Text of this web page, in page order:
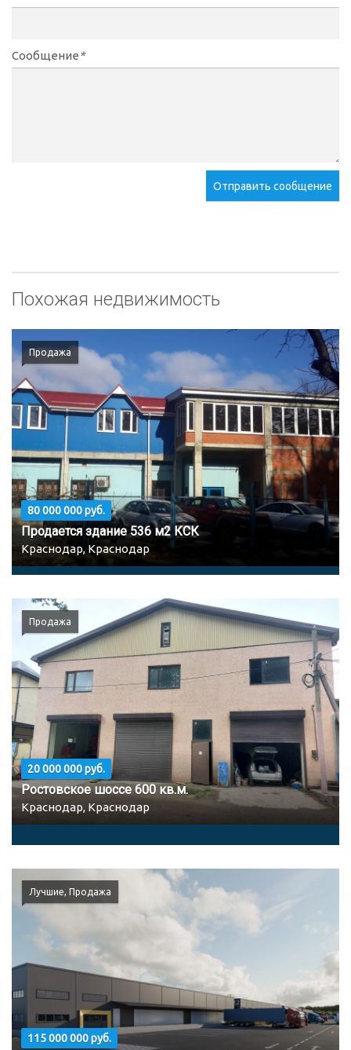
Сообщение*
Отправить сообщение
Похожая недвижимость
Продажа
80 000 000 руб.
Продается здание 536 м2 КСК
Краснодар, Краснодар
Продажа
20 000 000 руб.
Ростовское шоссе 600 кв.м.
Краснодар, Краснодар
Лучшие, Продажа
115 000 000 руб.